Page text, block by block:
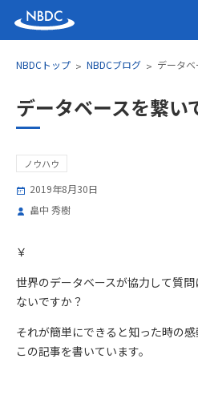
NBDCトップ NBDCブログ データ
データベースを繋い
ノウハウ
2019年8月30日
畠中 秀樹
￥
世界のデータベースが協力して質
ないですか？
それが簡単にできると知った時の
この記事を書いています。